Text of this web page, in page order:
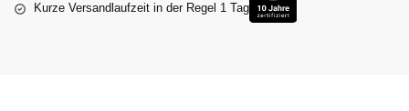
Kurze Versandlaufzeit in der Regel 1 Tag